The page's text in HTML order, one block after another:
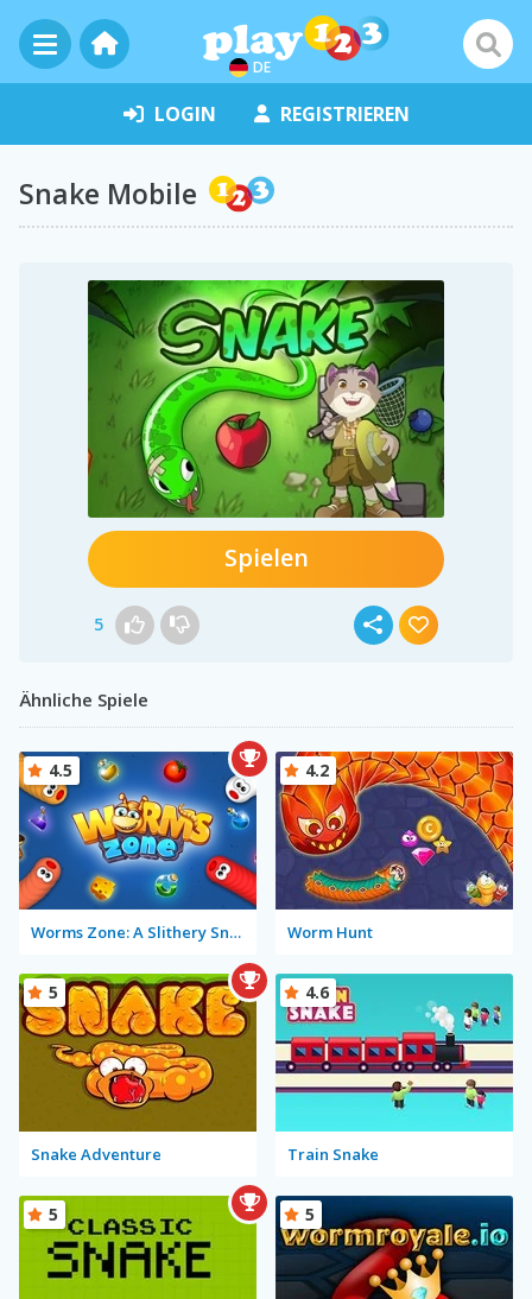
DE
LOGIN REGISTRIEREN
Snake Mobile
Spielen
5
Ähnliche Spiele
Worms Zone: A Slithery Snake
4.5
Worm Hunt
4.2
Snake Adventure
5
Train Snake
4.6
5 5